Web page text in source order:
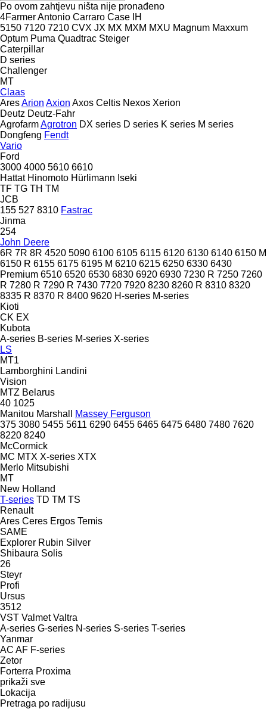
Po ovom zahtjevu ništa nije pronađeno
4FarmerAntonio Carraro Case IH
5150 7120 7210 CVX JX MX MXM MXU Magnum Maxxum
Optum Puma Quadtrac Steiger
Caterpillar
D series
Challenger
MT
Claas
AresArion Axion Axos Celtis Nexos Xerion
Deutz Deutz-Fahr
AgrofarmAgrotron DX series D series K series M series
Dongfeng Fendt
Vario
Ford
3000 4000 5610 6610
Hattat Hinomoto Hürlimann Iseki
TF TG TH TM
JCB
155 527 8310 Fastrac
Jinma
254
John Deere
6R 7R 8R 4520 5090 6100 6105 6115 6120 6130 6140 6150 M
6150 R 6155 6175 6195 M 6210 6215 6250 6330 6430
Premium 6510 6520 6530 6830 6920 6930 7230 R 7250 7260
R 7280 R 7290 R 7430 7720 7920 8230 8260 R 8310 8320
8335 R 8370 R 8400 9620 H-series M-series
Kioti
CK EX
Kubota
A-series B-series M-series X-series
LS
MT1
Lamborghini Landini
Vision
MTZ Belarus
40 1025
Manitou Marshall
Massey Ferguson
375 3080 5455 5611 6290 6455 6465 6475 6480 7480 7620
8220 8240
McCormick
MC MTX X-series XTX
Merlo Mitsubishi
MT
New Holland
T-series TD TM TS
Renault
Ares Ceres Ergos Temis
SAME
Explorer Rubin Silver
Shibaura Solis
26
Steyr
Profi
Ursus
3512
VST Valmet Valtra
A-series G-series N-series S-series T-series
Yanmar
AC AF F-series
Zetor
Forterra Proxima
prikaži sve
Lokacija
Pretraga po radijusu